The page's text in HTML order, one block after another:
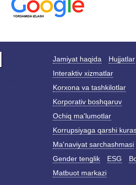
Jamiyat haqida Hujjatlar
Interaktiv xizmatlar
Korxona va tashkilotlar
Korporativ boshqaruv
Ochiq ma'lumotlar
Korrupsiyaga qarshi
Ma'naviyat sarchashmasi
Gender tenglik
ESG
Matbuot markazi